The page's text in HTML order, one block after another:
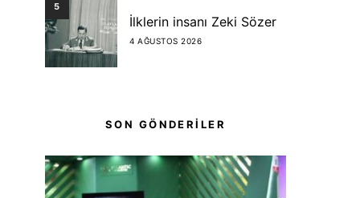
5
İlklerin insanı Zeki Sözer
4 AĞUSTOS 2026
SON GÖNDERİLER